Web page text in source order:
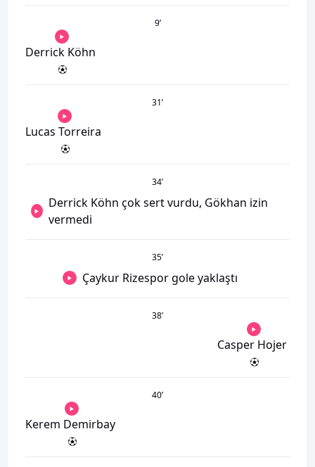
9’
Derrick Köhn
31’
Lucas Torreira
34’
Derrick Köhn çok sert vurdu, Gökhan izin
vermedi
35’
Çaykur Rizespor gole yaklaştı
38’
Casper Hojer
40’
Kerem Demirbay